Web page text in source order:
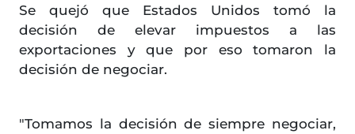
Se quejó que Estados Unidos tomó la
decisión de elevar impuestos a las
exportaciones y que por eso tomaron la
decisión de negociar.
"Tomamos la decisión de siempre negociar,